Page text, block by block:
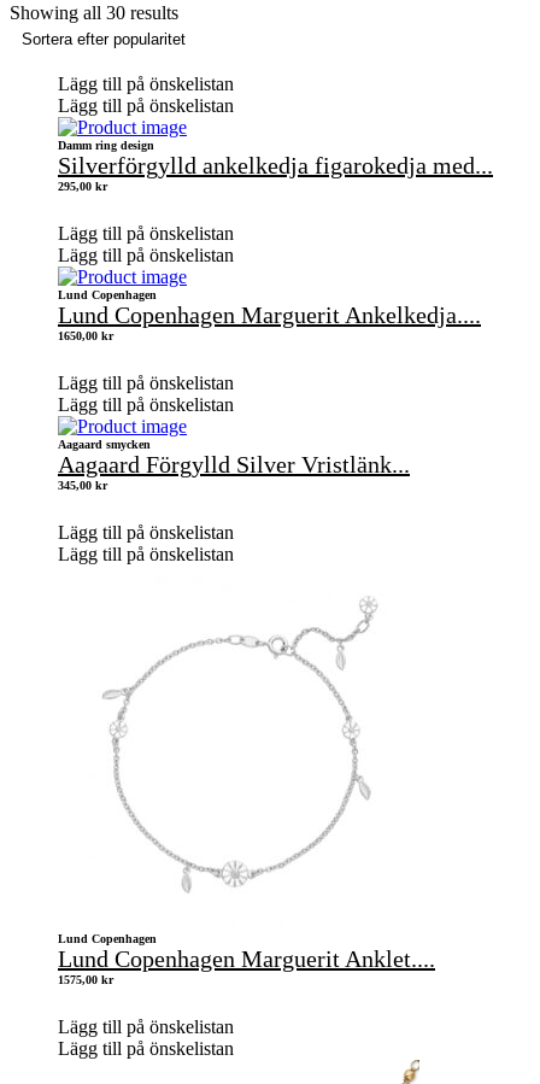
Showing all 30 results
Lägg till på önskelistan
Lägg till på önskelistan
Damm ring design
Silverförgylld ankelkedja figarokedja med...
295,00 kr
Lägg till på önskelistan
Lägg till på önskelistan
Lund Copenhagen
Lund Copenhagen Marguerit Ankelkedja....
1650,00 kr
Lägg till på önskelistan
Lägg till på önskelistan
Aagaard smycken
Aagaard Förgylld Silver Vristlänk...
345,00 kr
Lägg till på önskelistan
Lägg till på önskelistan
Lund Copenhagen
Lund Copenhagen Marguerit Anklet....
1575,00 kr
Lägg till på önskelistan
Lägg till på önskelistan